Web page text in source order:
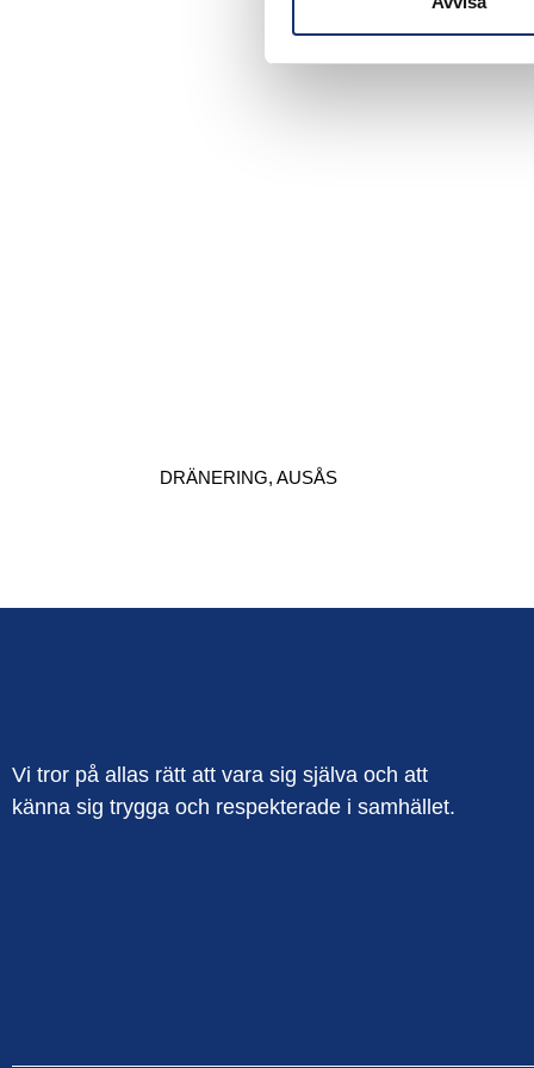
DRÄNERING, AUSÅS
Vi tror på allas rätt att vara sig själva och att
känna sig trygga och respekterade i samhället.